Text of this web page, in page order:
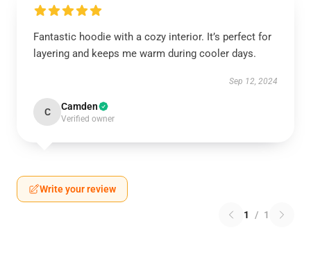
Fantastic hoodie with a cozy interior. It’s perfect for
layering and keeps me warm during cooler days.
Sep 12, 2024
C Camden
Verified owner
Write your review
1 / 1